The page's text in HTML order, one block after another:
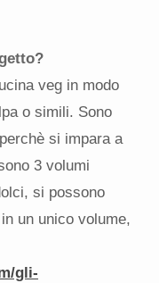
veg in modo
o simili. Sono
si impara a
3 volumi
si possono
un unico volume,
gli-